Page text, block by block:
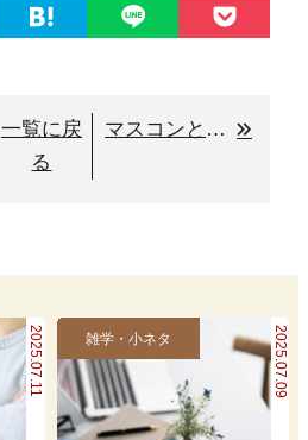
一覧に戻
る
マスコンとは？鉄道運行を支える仕組みとその役割について
2025.07.11 2025.07.09
雑学・小ネタ